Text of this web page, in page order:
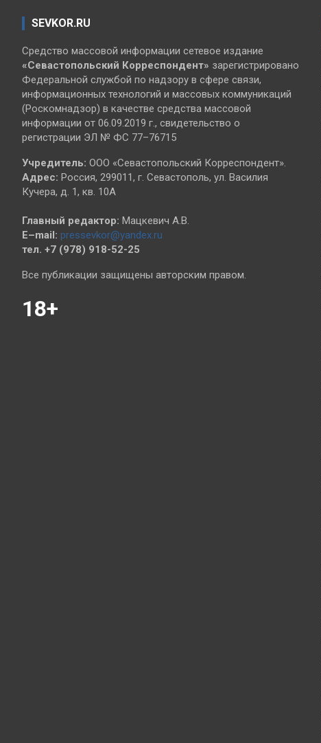
SEVKOR.RU
Средство массовой информации сетевое издание
«Севастопольский Корреспондент» зарегистрировано
Федеральной службой по надзору в сфере связи,
информационных технологий и массовых коммуникаций
(Роскомнадзор) в качестве средства массовой
информации от 06.09.2019 г., свидетельство о
регистрации ЭЛ № ФС 77–76715
Учредитель: ООО «Севастопольский Корреспондент».
Адрес: Россия, 299011, г. Севастополь, ул. Василия
Кучера, д. 1, кв. 10А
Главный редактор: Мацкевич А.В.
E–mail: pressevkor@yandex.ru
тел. +7 (978) 918-52-25
Все публикации защищены авторским правом.
18+